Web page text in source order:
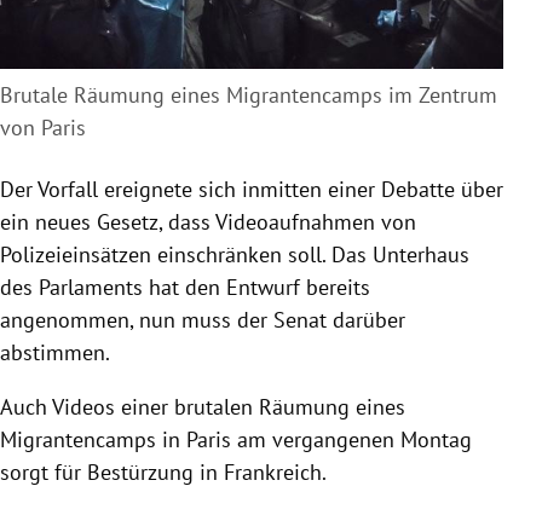
Brutale Räumung eines Migrantencamps im Zentrum
von Paris
Der Vorfall ereignete sich inmitten einer Debatte über
ein neues Gesetz, dass Videoaufnahmen von
Polizeieinsätzen einschränken soll. Das Unterhaus
des Parlaments hat den Entwurf bereits
angenommen, nun muss der Senat darüber
abstimmen.
Auch Videos einer brutalen Räumung eines
Migrantencamps in Paris am vergangenen Montag
sorgt für Bestürzung in Frankreich.